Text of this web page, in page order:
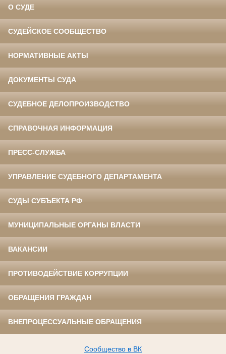
О СУДЕ
СУДЕЙСКОЕ СООБЩЕСТВО
НОРМАТИВНЫЕ АКТЫ
ДОКУМЕНТЫ СУДА
СУДЕБНОЕ ДЕЛОПРОИЗВОДСТВО
СПРАВОЧНАЯ ИНФОРМАЦИЯ
ПРЕСС-СЛУЖБА
УПРАВЛЕНИЕ СУДЕБНОГО ДЕПАРТАМЕНТА
СУДЫ СУБЪЕКТА РФ
МУНИЦИПАЛЬНЫЕ ОРГАНЫ ВЛАСТИ
ВАКАНСИИ
ПРОТИВОДЕЙСТВИЕ КОРРУПЦИИ
ОБРАЩЕНИЯ ГРАЖДАН
ВНЕПРОЦЕССУАЛЬНЫЕ ОБРАЩЕНИЯ
Сообщество в ВК